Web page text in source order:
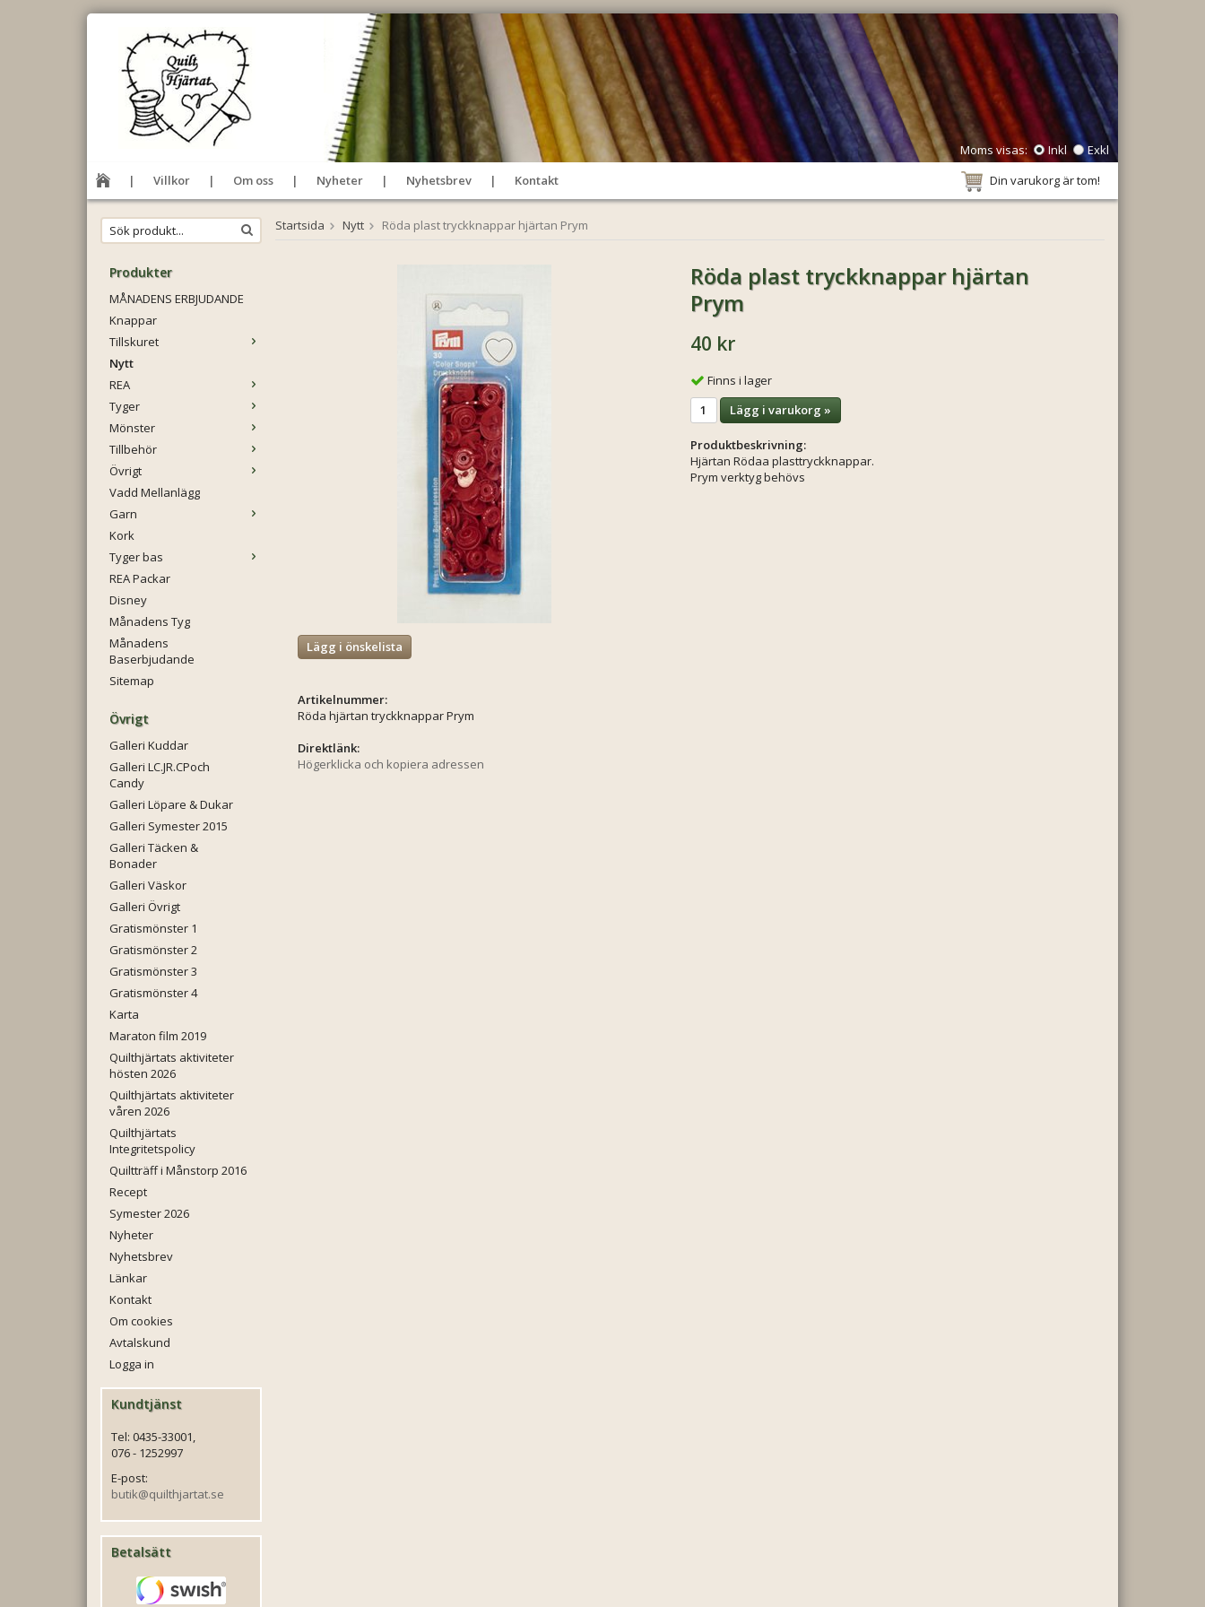
Moms visas: Inkl
Exkl
Villkor
Om oss Nyheter Nyhetsbrev Kontakt Din varukorg är tom!
Produkter
MÅNADENS ERBJUDANDE
Knappar
Tillskuret
Nytt
REA
Tyger
Mönster
Tillbehör
Övrigt
Vadd Mellanlägg
Garn
Kork
Tyger bas
REA Packar
Disney
Månadens Tyg
Månadens
Baserbjudande
Sitemap
Övrigt
Galleri Kuddar
Galleri LC.JR.CPoch
Candy
Galleri Löpare & Dukar
Galleri Symester 2015
Galleri Täcken &
Bonader
Galleri Väskor
Galleri Övrigt
Gratismönster 1
Gratismönster 2
Gratismönster 3
Gratismönster 4
Karta
Maraton film 2019
Quilthjärtats aktiviteter
hösten 2026
Quilthjärtats aktiviteter
våren 2026
Quilthjärtats
Integritetspolicy
Quiltträff i Månstorp 2016
Recept
Symester 2026
Nyheter
Nyhetsbrev
Länkar
Kontakt
Om cookies
Avtalskund
Logga in
Kundtjänst
Tel: 0435-33001,
076 - 1252997
E-post:
butik@quilthjartat.se
Betalsätt
Startsida Nytt Röda plast tryckknappar hjärtan Prym
Röda plast tryckknappar hjärtan
Prym
40 kr
Finns i lager
Lägg i varukorg »
Produktbeskrivning:
Hjärtan Rödaa plasttryckknappar.
Prym verktyg behövs
Lägg i önskelista
Artikelnummer:
Röda hjärtan tryckknappar Prym
Direktlänk:
Högerklicka och kopiera adressen